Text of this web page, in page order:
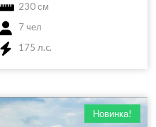
230 см
7 чел
175 л.c.
Новинка!